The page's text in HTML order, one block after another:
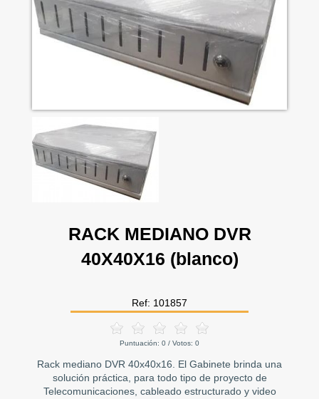
CÁTALOGO
INICIO
RACK MEDIANO DVR
40X40X16 (blanco)
Ref: 101857
Puntuación: 0 / Votos: 0
Rack mediano DVR 40x40x16. El Gabinete brinda una
solución práctica, para todo tipo de proyecto de
Telecomunicaciones, cableado estructurado y video